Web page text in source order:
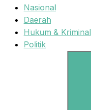
Nasional
Daerah
Hukum & Kriminal
Politik